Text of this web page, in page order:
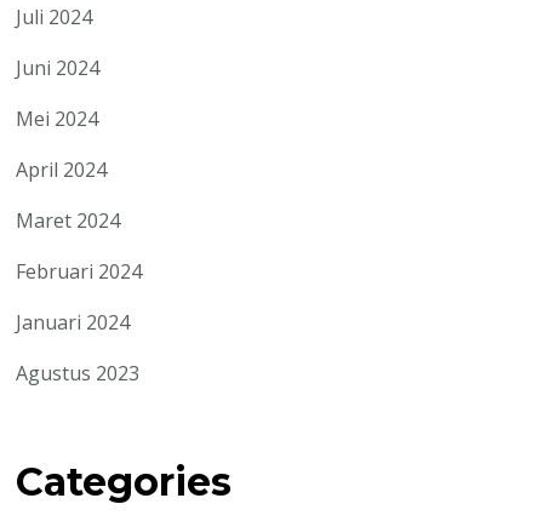
Juli 2024
Juni 2024
Mei 2024
April 2024
Maret 2024
Februari 2024
Januari 2024
Agustus 2023
Categories